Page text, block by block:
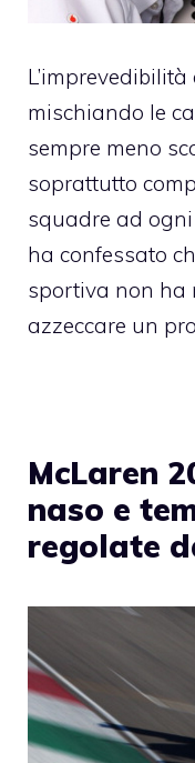
mischiando le
sempre meno
soprattutto
squadre ad
ha confessato
sportiva non ha
azzeccare un
McLaren
naso e
regolate